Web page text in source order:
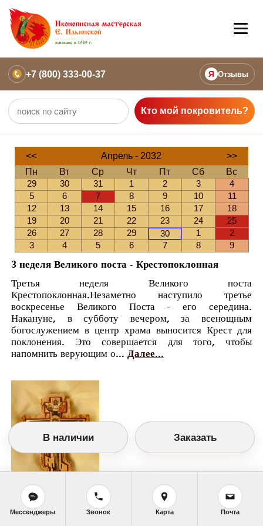
+7 (800) 333-00-37 Я Отзывы
Кто мой покровитель?
<< Апрель - 2032
>>
Пн
Вт Ср Чт Пт Сб
Вс
29
30 31 1 2 3
4
5
6 7 8 9 10
11
12
13 14 15 16 17
18
19
20 21 22 23 24
25
26
27 28 29 30 1
2
3
4 5 6 7 8 9
3 неделя Великого поста - Крестопоклонная
Третья неделя Великого поста
Крестопоклонная.Незаметно наступило третье
воскресенье Великого Поста - его середина.
Накануне, в субботу вечером, за всенощным
богослужением в центр храма выносится Крест для
поклонения. Это совершается для того, чтобы
напомнить верующим о... Далее...
В наличии Заказать
Мессенджеры Звонок Карта Почта